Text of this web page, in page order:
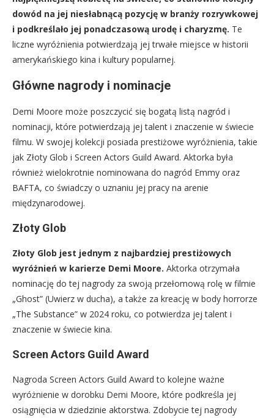
dowód na jej niesłabnącą pozycję w branży rozrywkowej
i podkreślało jej ponadczasową urodę i charyzmę. Te
liczne wyróżnienia potwierdzają jej trwałe miejsce w historii
amerykańskiego kina i kultury popularnej.
Główne nagrody i nominacje
Demi Moore może poszczycić się bogatą listą nagród i
nominacji, które potwierdzają jej talent i znaczenie w świecie
filmu. W swojej kolekcji posiada prestiżowe wyróżnienia, takie
jak Złoty Glob i Screen Actors Guild Award. Aktorka była
również wielokrotnie nominowana do nagród Emmy oraz
BAFTA, co świadczy o uznaniu jej pracy na arenie
międzynarodowej.
Złoty Glob
Złoty Glob jest jednym z najbardziej prestiżowych
wyróżnień w karierze Demi Moore. Aktorka otrzymała
nominację do tej nagrody za swoją przełomową rolę w filmie
„Ghost” (Uwierz w ducha), a także za kreację w body horrorze
„The Substance” w 2024 roku, co potwierdza jej talent i
znaczenie w świecie kina.
Screen Actors Guild Award
Nagroda Screen Actors Guild Award to kolejne ważne
wyróżnienie w dorobku Demi Moore, które podkreśla jej
osiągnięcia w dziedzinie aktorstwa. Zdobycie tej nagrody